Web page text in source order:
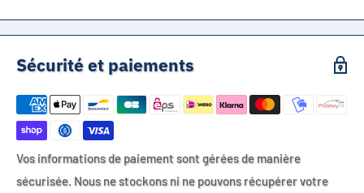
Sécurité et paiements
Vos informations de paiement sont gérées de manière
sécurisée. Nous ne stockons ni ne pouvons récupérer votre